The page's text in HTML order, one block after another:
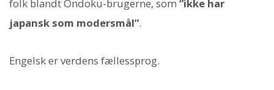
folk blandt Ondoku-brugerne, som ”ikke har
japansk som modersmål”.
Engelsk er verdens fællessprog.